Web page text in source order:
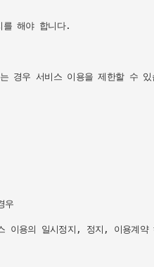
를 해야 합니다.
경우 서비스 이용을 제한할 수 있
우
용의 일시정지, 정지, 이용계